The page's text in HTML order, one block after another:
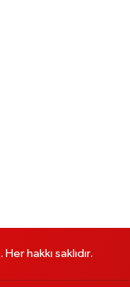
hakkı saklıdır.